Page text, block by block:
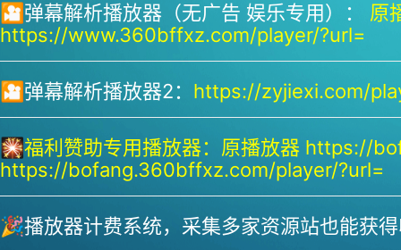
🎦弹幕解析播放器（无广告 娱乐专用）： 原
https://www.360bffxz.com/player/?url=
🎦弹幕解析播放器2： https://zyjiexi.com/
🎇福利赞助专用播放器： 原播放器 https://
https://bofang.360bffxz.com/player/?url=
🎉播放器计费系统，采集多家资源站也能获